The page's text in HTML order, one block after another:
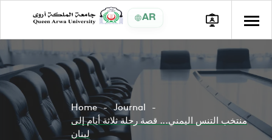
AR
Home
Journal
منتخب التنس اليمني... قصة رحلة ثلاثة أيام إلى
لبنان